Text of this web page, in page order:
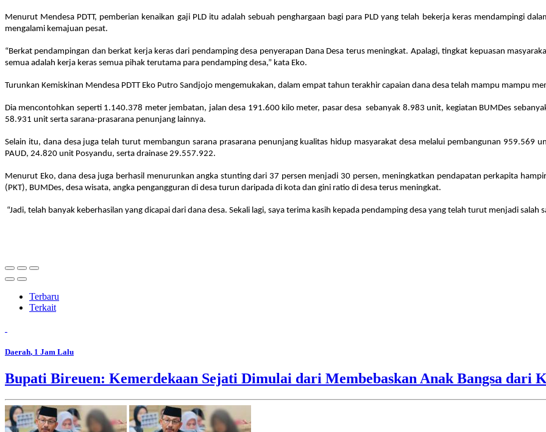
Menurut Mendesa PDTT, pemberian kenaikan gaji PLD itu adalah sebuah penghargaan bagi para PLD yang telah bekerja keras mendampingi
mengalami kemajuan pesat.
“Berkat pendampingan dan berkat kerja keras dari pendamping desa penyerapan Dana Desa terus meningkat. Apalagi, tingkat kepuasan
semua adalah kerja keras semua pihak terutama para pendamping desa,” kata Eko.
Turunkan Kemiskinan Mendesa PDTT Eko Putro Sandjojo mengemukakan, dalam empat tahun terakhir capaian dana desa telah mampu mampu
Dia mencontohkan seperti 1.140.378 meter jembatan, jalan desa 191.600 kilo meter, pasar desa sebanyak 8.983 unit, kegiatan BUMDes
58.931 unit serta sarana-prasarana penunjang lainnya.
Selain itu, dana desa juga telah turut membangun sarana prasarana penunjang kualitas hidup masyarakat desa melalui pembangunan
PAUD, 24.820 unit Posyandu, serta drainase 29.557.922.
Menurut Eko, dana desa juga berhasil menurunkan angka stunting dari 37 persen menjadi 30 persen, meningkatkan pendapatan perkapita
(PKT), BUMDes, desa wisata, angka pengangguran di desa turun daripada di kota dan gini ratio di desa terus meningkat.
“Jadi, telah banyak keberhasilan yang dicapai dari dana desa. Sekali lagi, saya terima kasih kepada pendamping desa yang telah turut menjadi
Terbaru
Terkait
Daerah, 1 Jam Lalu
Bupati Bireuen: Kemerdekaan Sejati Dimulai dari Membebaskan Anak Bangsa dari